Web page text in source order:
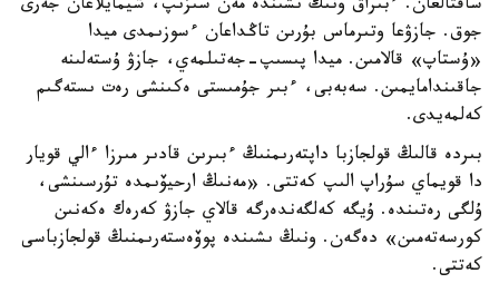
ساقتالعان. ءبىراق ونىڭ ىشىندە مەن سىزىپ، شيمايلاعان جەرى
جوق. جازۋعا وتىرماس بۇرىن تاڭداعان ءسوزىمدى ميدا
«ۇستاپ» قالامىن. ميدا پىسىپ-جەتىلمەي، جازۋ ۇستەلىنە
جاقىندامايمىن. سەبەبى، ءبىر جۇمىستى ەكىنشى رەت ىستەگىم
كەلمەيدى.
بىردە قالىڭ قولجازبا داپتەرىمنىڭ ءبىرىن قادىر مىرزا ءالي قويار
دا قويماي سۇراپ الىپ كەتتى. «مەنىڭ ارحيۆىمدە تۇرسىنشى،
ۇلگى رەتىندە. ۇيگە كەلگەندەرگە قالاي جازۋ كەرەك ەكەنىن
كورسەتەمىن» دەگەن. ونىڭ ىشىندە پوۆەستەرىمنىڭ قولجازباسى
كەتتى.